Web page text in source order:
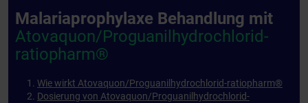
Malariaprophylaxe Behandlung mit
Atovaquon/Proguanilhydrochlorid-
ratiopharm®
Wie wirkt Atovaquon/Proguanilhydrochlorid-ratiopharm®
Dosierung von Atovaquon/Proguanilhydrochlorid-